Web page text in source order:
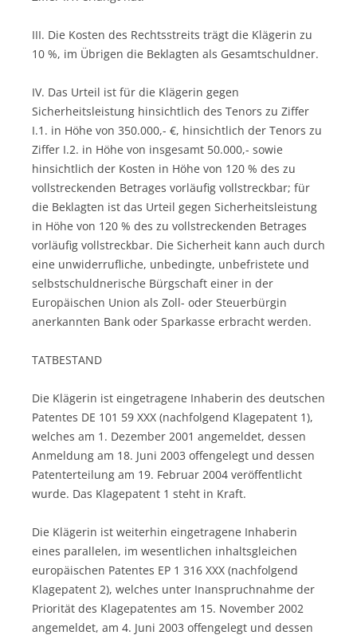
III. Die Kosten des Rechtsstreits trägt die Klägerin zu
10 %, im Übrigen die Beklagten als Gesamtschuldner.
IV. Das Urteil ist für die Klägerin gegen
Sicherheitsleistung hinsichtlich des Tenors zu Ziffer
I.1. in Höhe von 350.000,- €, hinsichtlich der Tenors zu
Ziffer I.2. in Höhe von insgesamt 50.000,- sowie
hinsichtlich der Kosten in Höhe von 120 % des zu
vollstreckenden Betrages vorläufig vollstreckbar; für
die Beklagten ist das Urteil gegen Sicherheitsleistung
in Höhe von 120 % des zu vollstreckenden Betrages
vorläufig vollstreckbar. Die Sicherheit kann auch durch
eine unwiderrufliche, unbedingte, unbefristete und
selbstschuldnerische Bürgschaft einer in der
Europäischen Union als Zoll- oder Steuerbürgin
anerkannten Bank oder Sparkasse erbracht werden.
TATBESTAND
Die Klägerin ist eingetragene Inhaberin des deutschen
Patentes DE 101 59 XXX (nachfolgend Klagepatent 1),
welches am 1. Dezember 2001 angemeldet, dessen
Anmeldung am 18. Juni 2003 offengelegt und dessen
Patenterteilung am 19. Februar 2004 veröffentlicht
wurde. Das Klagepatent 1 steht in Kraft.
Die Klägerin ist weiterhin eingetragene Inhaberin
eines parallelen, im wesentlichen inhaltsgleichen
europäischen Patentes EP 1 316 XXX (nachfolgend
Klagepatent 2), welches unter Inanspruchnahme der
Priorität des Klagepatentes am 15. November 2002
angemeldet, am 4. Juni 2003 offengelegt und dessen